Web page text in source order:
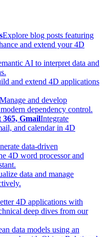
Explore blog posts featuring
and extend your 4D
AI to interpret data and
and extend 4D applications
Manage and develop
dependency control.
GmailIntegrate
and calendar in 4D
data-driven
4D word processor and
data and manage
4D applications with
deep dives from our
data models using an